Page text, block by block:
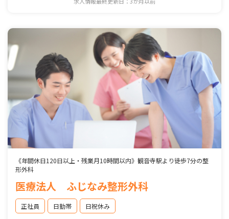
《年間休日120日以上・残業月10時間以内》観音寺駅より徒歩7分の整
形外科
医療法人 ふじなみ整形外科
正社員 日勤帯 日祝休み